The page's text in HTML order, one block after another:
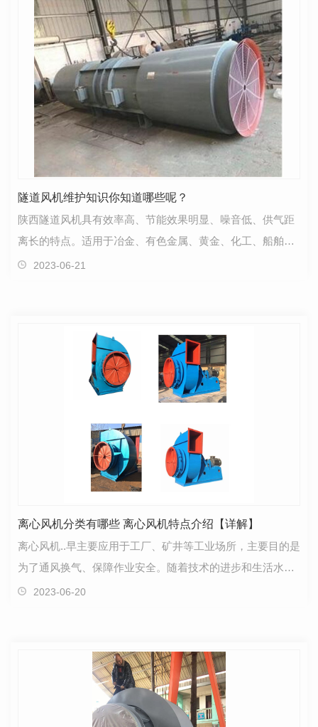
隧道风机维护知识你知道哪些呢？
陕西隧道风机具有效率高、节能效果明显、噪音低、供气距
离长的特点。适用于冶金、有色金属、黄金、化工、船舶、
陶瓷等场所的高压通风。你知道如何维护隧道吗？..隧…
2023-06-21
离心风机分类有哪些 离心风机特点介绍【详解】
离心风机..早主要应用于工厂、矿井等工业场所，主要目的是
为了通风换气、保障作业安全。随着技术的进步和生活水平
的提高，离心风机也逐步应用在我们的日常生活之中…
2023-06-20